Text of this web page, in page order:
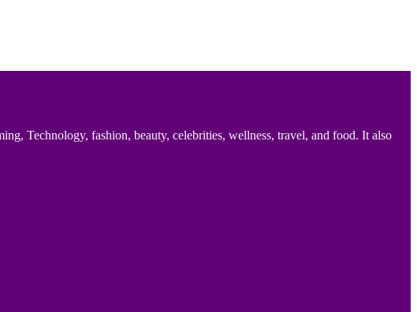
Technology, fashion, beauty, celebrities, wellness, travel, and food. It also